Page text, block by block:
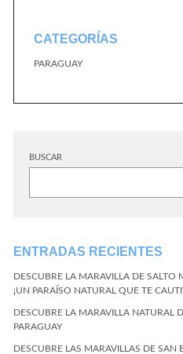
CATEGORÍAS
PARAGUAY
BUSCAR
ENTRADAS RECIENTES
DESCUBRE LA MARAVILLA DE SALTO
¡UN PARAÍSO NATURAL QUE TE
DESCUBRE LA MARAVILLA NATURAL
PARAGUAY
DESCUBRE LAS MARAVILLAS DE SAN